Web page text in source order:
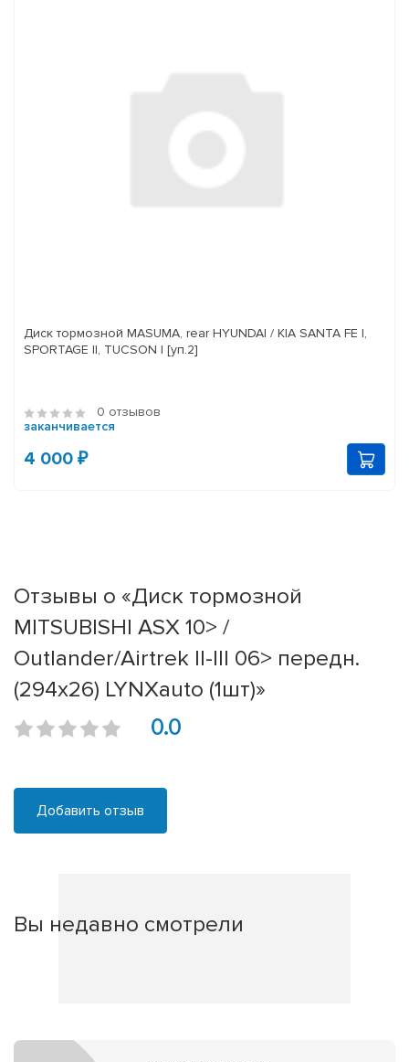
Диск тормозной MASUMA, rear HYUNDAI / KIA SANTA FE I,
SPORTAGE II, TUCSON I [уп.2]
0 отзывов
заканчивается
4 000 ₽
Отзывы о «Диск тормозной
MITSUBISHI ASX 10> /
Outlander/Airtrek II-III 06> передн.
(294x26) LYNXauto (1шт)»
0.0
Добавить отзыв
Вы недавно смотрели